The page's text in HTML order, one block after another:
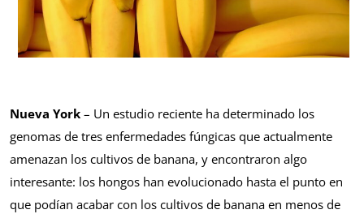
Nueva York – Un estudio reciente ha determinado los
genomas de tres enfermedades fúngicas que actualmente
amenazan los cultivos de banana, y encontraron algo
interesante: los hongos han evolucionado hasta el punto en
que podían acabar con los cultivos de banana en menos de